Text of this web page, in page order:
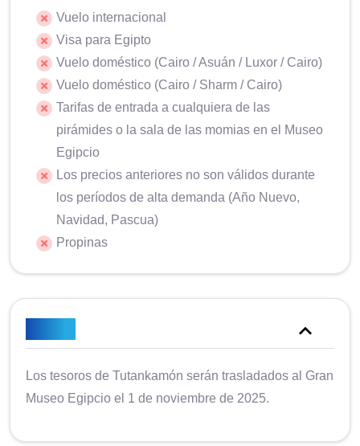
Vuelo internacional
Visa para Egipto
Vuelo doméstico (Cairo / Asuán / Luxor / Cairo)
Vuelo doméstico (Cairo / Sharm / Cairo)
Tarifas de entrada a cualquiera de las
pirámides o la sala de las momias en el Museo
Egipcio
Los precios anteriores no son válidos durante
los períodos de alta demanda (Año Nuevo,
Navidad, Pascua)
Propinas
Los tesoros de Tutankamón serán trasladados al Gran
Museo Egipcio el 1 de noviembre de 2025.